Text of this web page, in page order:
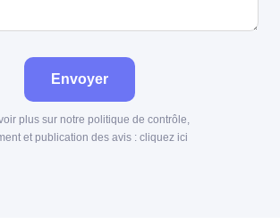
Envoyer
plus sur notre politique de contrôle,
et publication des avis : cliquez ici